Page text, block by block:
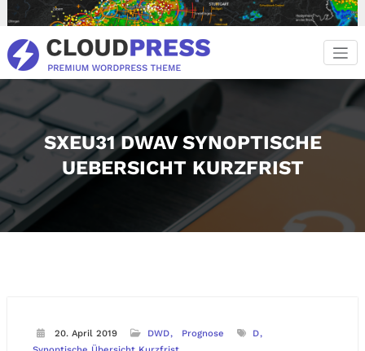
Inhalt
springen
SXEU31 DWAV SYNOPTISCHE
UEBERSICHT KURZFRIST
20. April 2019 DWD Prognose
D